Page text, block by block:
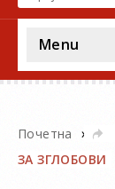
Menu
Почетна »
ЗА ЗГЛОБОВИ